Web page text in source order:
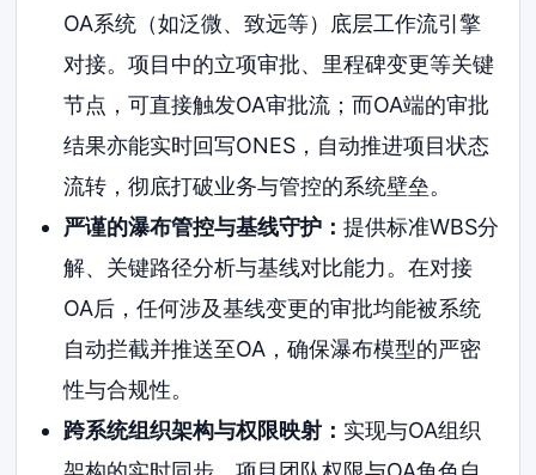
OA系统（如泛微、致远等）底层工作流引擎
对接。项目中的立项审批、里程碑变更等关键
节点，可直接触发OA审批流；而OA端的审批
结果亦能实时回写ONES，自动推进项目状态
流转，彻底打破业务与管控的系统壁垒。
严谨的瀑布管控与基线守护： 提供标准WBS分
解、关键路径分析与基线对比能力。在对接
OA后，任何涉及基线变更的审批均能被系统
自动拦截并推送至OA，确保瀑布模型的严密
性与合规性。
跨系统组织架构与权限映射： 实现与OA组织